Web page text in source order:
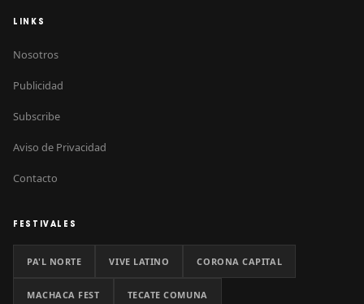
LINKS
Nosotros
Publicidad
Subscribe
Aviso de Privacidad
Contacto
FESTIVALES
PA'L NORTE VIVE LATINO CORONA CAPITAL
MACHACA FEST TECATE COMUNA